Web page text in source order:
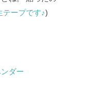
テープです♪)
ダー